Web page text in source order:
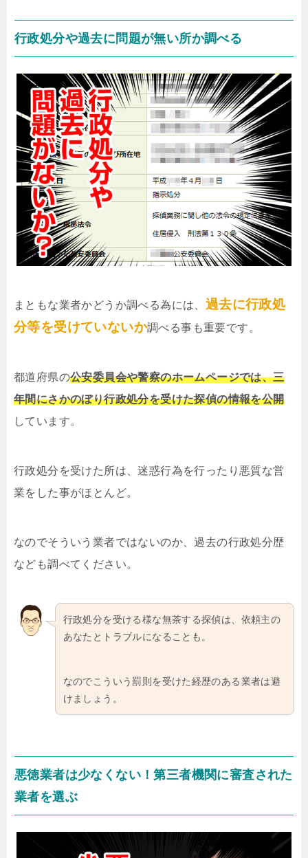
行政処分や過去に問題が無い所か調べる
まともな業者かどうか調べる為には、 過去に行政処
分等を受けていないか調べる事も重要です。
都道府県の公安委員会や警察のホームページでは、三
年間にさかのぼり行政処分を受けた探偵の情報を公開
しています。
行政処分を受けた所は、迷惑行為を行ったり悪質な営
業をした事がほとんど。
なのでそういう業者ではないのか、過去の行政処分歴
なども調べてください。
行政処分を受ける様な無茶する探偵は、依頼主の
あなたとトラブルになることも。
なのでこういう罰則を受けた経歴のある業者は避
けましょう。
悪徳業者は少なくない！第三者機関に審査された
業者を選ぶ